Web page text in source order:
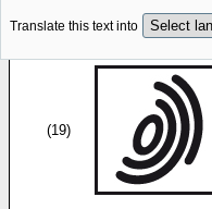
Translate this text into
(19)